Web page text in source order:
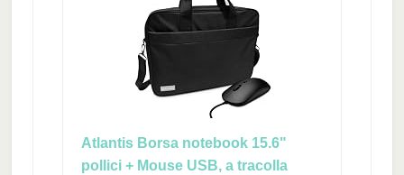
Atlantis Borsa notebook 15.6"
pollici + Mouse USB, a tracolla